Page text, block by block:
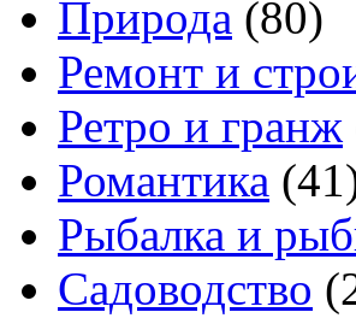
Природа (80)
Ремонт и
Ретро и гранж
Романтика
Рыбалка и
Садоводство